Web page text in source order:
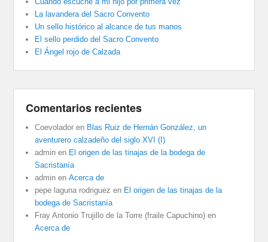
La lavandera del Sacro Convento
Un sello histórico al alcance de tus manos
El sello perdido del Sacro Convento
El Ángel rojo de Calzada
Comentarios recientes
Coevolador en Blas Ruiz de Hernán González, un
aventurero calzadeño del siglo XVI (I)
admin en El origen de las tinajas de la bodega de
Sacristanía
admin enAcerca de
pepe laguna rodriguez en El origen de las tinajas de la
bodega de Sacristanía
Fray Antonio Trujillo de la Torre (fraile Capuchino) en
Acerca de